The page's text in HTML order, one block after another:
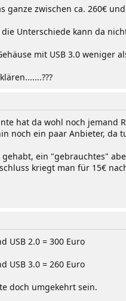
ganze zwischen ca. 260€
Unterschiede kann da
mit USB 3.0 weniger
hat da wohl noch
noch ein paar Anbieter, da
ein "gebrauchtes"
kriegt man für 15€
USB 2.0 = 300 Euro
USB 3.0 = 260 Euro
doch umgekehrt sein.